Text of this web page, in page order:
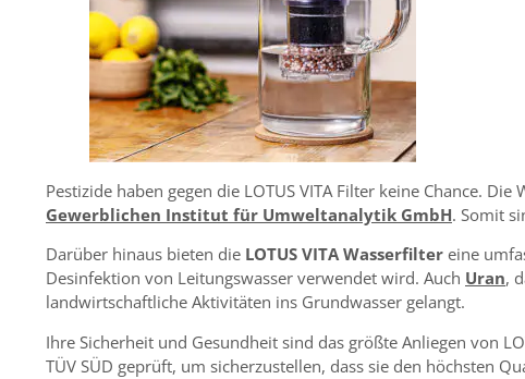
Pestizide haben gegen die LOTUS VITA Filter keine Chance.
Gewerblichen Institut für Umweltanalytik GmbH. Somit
Darüber hinaus bieten die LOTUS VITA Wasserfilter eine
Desinfektion von Leitungswasser verwendet wird. Auch Uran,
landwirtschaftliche Aktivitäten ins Grundwasser gelangt.
Ihre Sicherheit und Gesundheit sind das größte Anliegen von
TÜV SÜD geprüft, um sicherzustellen, dass sie den höchsten